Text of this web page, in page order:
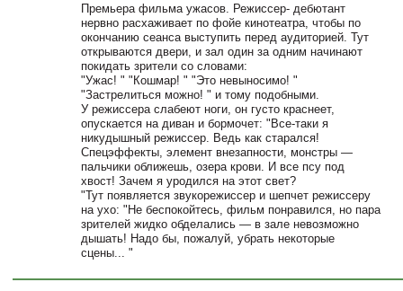
Премьера фильма ужасов. Режиссер- дебютант
нервно расхаживает по фойе кинотеатра, чтобы по
окончанию сеанса выступить перед аудиторией. Тут
открываются двери, и зал один за одним начинают
покидать зрители со словами:
"Ужас! " "Кошмар! " "Это невыносимо! "
"Застрелиться можно! " и тому подобными.
У режиссера слабеют ноги, он густо краснеет,
опускается на диван и бормочет: "Все-таки я
никудышный режиссер. Ведь как старался!
Спецэффекты, элемент внезапности, монстры —
пальчики оближешь, озера крови. И все псу под
хвост! Зачем я уродился на этот свет?
"Тут появляется звукорежиссер и шепчет режиссеру
на ухо: "Не беспокойтесь, фильм понравился, но пара
зрителей жидко обделались — в зале невозможно
дышать! Надо бы, пожалуй, убрать некоторые
сцены... "